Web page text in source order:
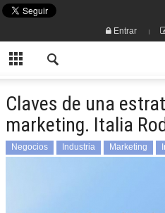
Entrar
Claves de una
marketing. Italia
Negocios Industria Marketing